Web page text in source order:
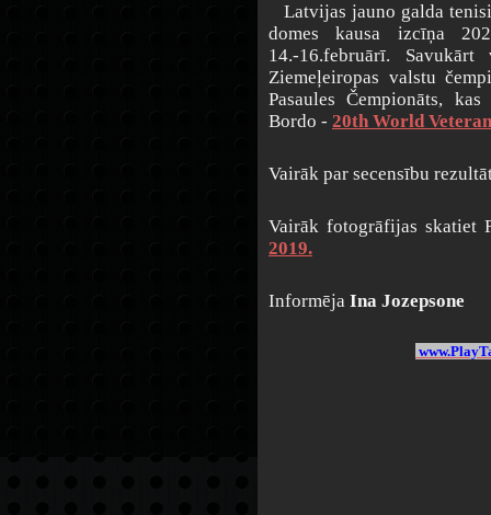
Latvijas jauno galda
domes kausa izcīņa
14.-16.februārī.
Ziemeļeiropas valstu
Pasaules Čempionāts,
Bordo - 20th World
Vairāk par secensību
Vairāk fotogrāfijas skatiet
2019.
Informēja Ina Jozepsone